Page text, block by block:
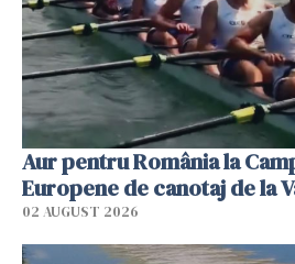
Aur pentru România la
Europene de canotaj de la
02 AUGUST 2026